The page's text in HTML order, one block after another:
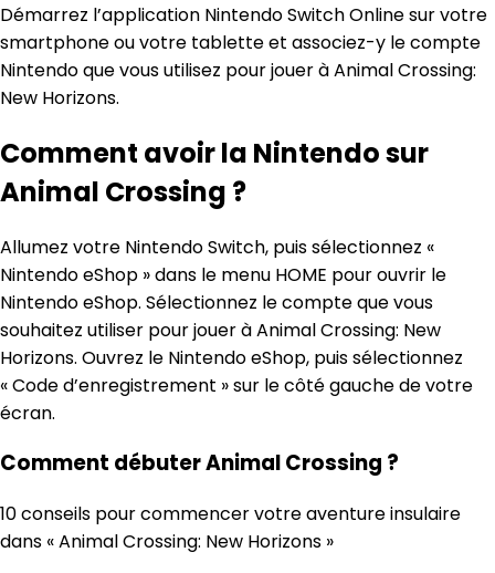
Démarrez l’application Nintendo Switch Online sur votre
smartphone ou votre tablette et associez-y le compte
Nintendo que vous utilisez pour jouer à Animal Crossing:
New Horizons.
Comment avoir la Nintendo sur
Animal Crossing ?
Allumez votre Nintendo Switch, puis sélectionnez «
Nintendo eShop » dans le menu HOME pour ouvrir le
Nintendo eShop. Sélectionnez le compte que vous
souhaitez utiliser pour jouer à Animal Crossing: New
Horizons. Ouvrez le Nintendo eShop, puis sélectionnez
« Code d’enregistrement » sur le côté gauche de votre
écran.
Comment débuter Animal Crossing ?
10 conseils pour commencer votre aventure insulaire
dans « Animal Crossing: New Horizons »